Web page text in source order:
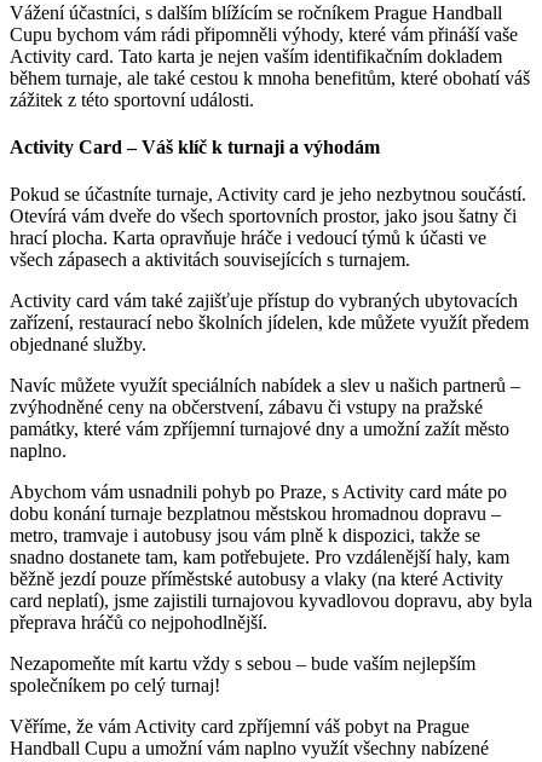
Vážení účastníci, s dalším blížícím se ročníkem Prague Handball
Cupu bychom vám rádi připomněli výhody, které vám přináší vaše
Activity card. Tato karta je nejen vaším identifikačním dokladem
během turnaje, ale také cestou k mnoha benefitům, které obohatí váš
zážitek z této sportovní události.​
Activity Card – Váš klíč k turnaji a výhodám
Pokud se účastníte turnaje, Activity card je jeho nezbytnou součástí.
Otevírá vám dveře do všech sportovních prostor, jako jsou šatny či
hrací plocha. Karta opravňuje hráče i vedoucí týmů k účasti ve
všech zápasech a aktivitách souvisejících s turnajem.
Activity card vám také zajišťuje přístup do vybraných ubytovacích
zařízení, restaurací nebo školních jídelen, kde můžete využít předem
objednané služby.
Navíc můžete využít speciálních nabídek a slev u našich partnerů –
zvýhodněné ceny na občerstvení, zábavu či vstupy na pražské
památky, které vám zpříjemní turnajové dny a umožní zažít město
naplno.
Abychom vám usnadnili pohyb po Praze, s Activity card máte po
dobu konání turnaje bezplatnou městskou hromadnou dopravu –
metro, tramvaje i autobusy jsou vám plně k dispozici, takže se
snadno dostanete tam, kam potřebujete. Pro vzdálenější haly, kam
běžně jezdí pouze příměstské autobusy a vlaky (na které Activity
card neplatí), jsme zajistili turnajovou kyvadlovou dopravu, aby byla
přeprava hráčů co nejpohodlnější.
Nezapomeňte mít kartu vždy s sebou – bude vaším nejlepším
společníkem po celý turnaj!
Věříme, že vám Activity card zpříjemní váš pobyt na Prague
Handball Cupu a umožní vám naplno využít všechny nabízené